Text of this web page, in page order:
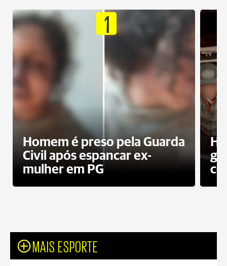
1
Homem é preso pela Guarda
Civil após espancar ex-
mulher em PG
MAIS ESPORTE